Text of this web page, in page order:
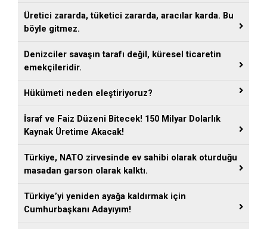
Üretici zararda, tüketici zararda, aracılar karda. Bu
böyle gitmez.
Denizciler savaşın tarafı değil, küresel ticaretin
emekçileridir.
Hükümeti neden eleştiriyoruz?
İsraf ve Faiz Düzeni Bitecek! 150 Milyar Dolarlık
Kaynak Üretime Akacak!
Türkiye, NATO zirvesinde ev sahibi olarak oturduğu
masadan garson olarak kalktı.
Türkiye’yi yeniden ayağa kaldırmak için
Cumhurbaşkanı Adayıyım!